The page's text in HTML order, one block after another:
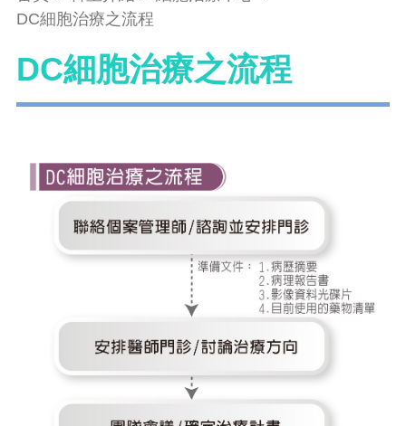
DC細胞治療之流程
DC細胞治療之流程